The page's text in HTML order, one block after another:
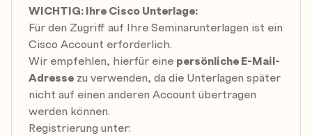
Configure Campus Congestion Management
Module Summary
Module Self-Check
Congestion Avoidance
Congestion Avoidance Introduction
Configure Class-Based WRED
WICHTIG: Ihre Cisco Unterlage:
Für den Zugriff auf Ihre Seminarunterlagen ist ein
Cisco Account erforderlich.
Wir empfehlen, hierfür eine persönliche E-Mail-
Adresse zu verwenden, da die Unterlagen später
nicht auf einen anderen Account übertragen
werden können.
Registrierung unter: